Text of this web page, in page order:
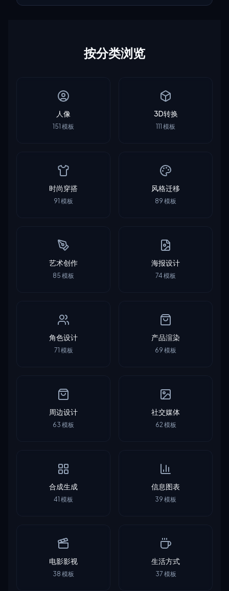
按分类浏览
人像
151 模板
3D转换
111 模板
时尚穿搭
91 模板
风格迁移
89 模板
艺术创作
85 模板
海报设计
74 模板
角色设计
71 模板
产品渲染
69 模板
周边设计
63 模板
社交媒体
62模板
合成生成
41 模板
信息图表
39 模板
电影影视
38 模板
生活方式
37 模板